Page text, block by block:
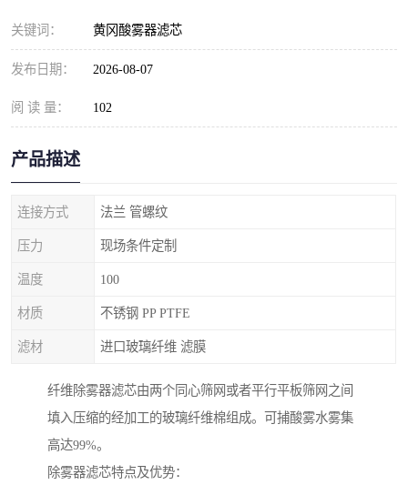
关键词： 黄冈酸雾器滤芯
发布日期： 2026-08-07
阅 读 量： 102
产品描述
连接方式 法兰 管螺纹
压力 现场条件定制
温度 100
材质 不锈钢 PP PTFE
滤材 进口玻璃纤维 滤膜
纤维除雾器滤芯由两个同心筛网或者平行平板筛网之间
填入压缩的经加工的玻璃纤维棉组成。可捕酸雾水雾集
高达99%。
除雾器滤芯特点及优势：